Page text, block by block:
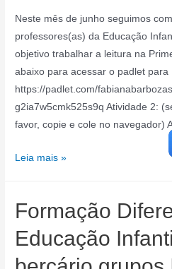
Neste mês de junho seguimos
professores(as) da Educação
objetivo trabalhar a leitura na
abaixo para acessar o padlet
https://padlet.com/
g2ia7w5cmk525s9q Atividade 2:
favor, copie e cole no navegador)
Formação
JUNHO
Leia mais »
Formação
Educação